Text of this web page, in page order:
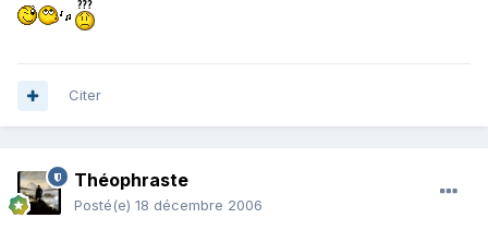
Citer
Théophraste
Posté(e) 18 décembre 2006